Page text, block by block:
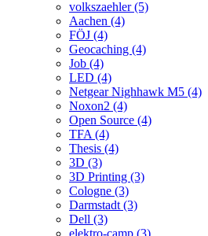
volkszaehler (5)
Aachen (4)
FÖJ (4)
Geocaching (4)
Job (4)
LED (4)
Netgear Nighhawk M5 (4)
Noxon2 (4)
Open Source (4)
TFA (4)
Thesis (4)
3D (3)
3D Printing (3)
Cologne (3)
Darmstadt (3)
Dell (3)
elektro-camp (3)